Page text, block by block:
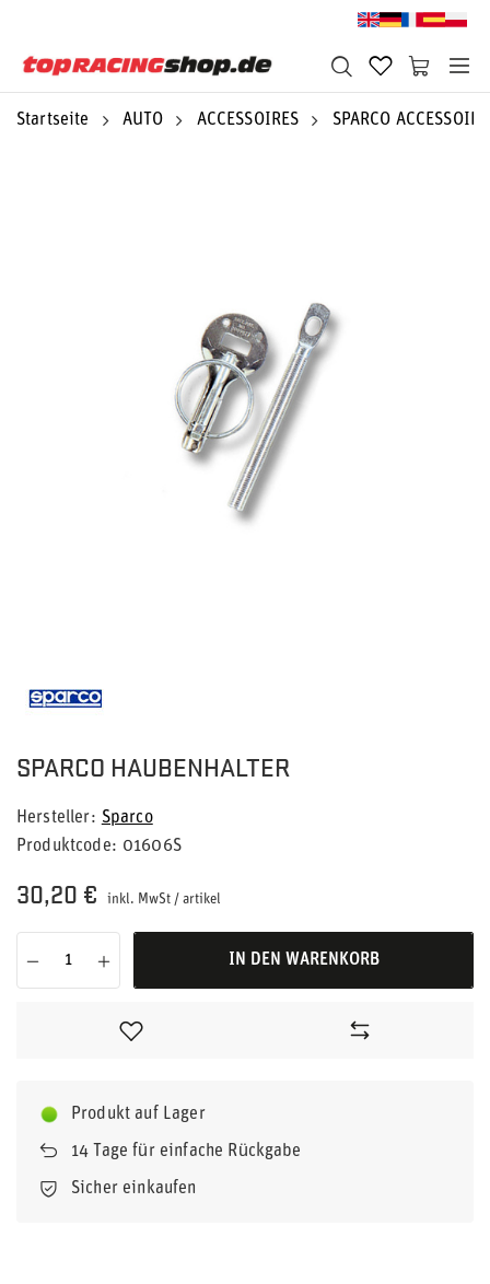
Startseite AUTO ACCESSOIRES SPARCO
SPARCO HAUBENHALTER
Hersteller
Sparco
Produktcode
01606S
30,20 € inkl. MwSt / artikel
IN DEN WARENKORB
Produkt auf Lager
14 Tage für einfache Rückgabe
Sicher einkaufen